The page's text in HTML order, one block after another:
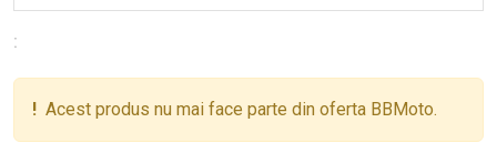
:
! Acest produs nu mai face parte din oferta BBMoto.